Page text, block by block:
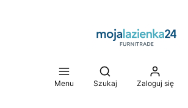
Menu
Otwórz wyszukiwarkę
Szukaj Zaloguj się